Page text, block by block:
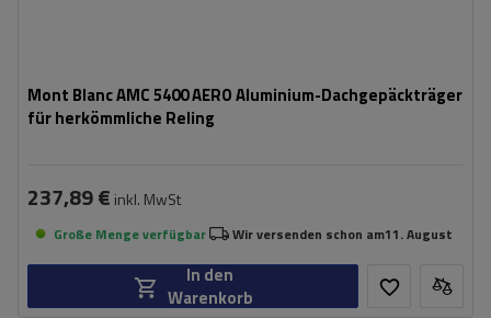
Mont Blanc AMC 5400 AERO Aluminium-Dachgepäckträger
für herkömmliche Reling
237,89 € inkl. MwSt
Große Menge verfügbar Wir versenden schon am11. August
In den
Warenkorb